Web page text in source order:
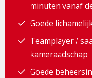
minuten vanaf
Goede
Teamplayer /
kameraadschap
Goede